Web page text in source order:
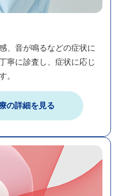
、音が鳴るなどの症状に
寧に診査し、症状に応じ
。​
の詳細を見る​